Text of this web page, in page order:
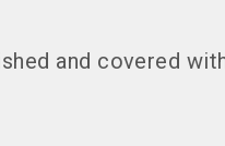
and covered